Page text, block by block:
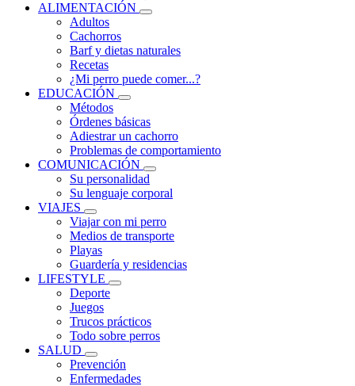
ALIMENTACIÓN
Adultos
Cachorros
Barf y dietas naturales
Recetas
¿Mi perro puede comer...?
EDUCACIÓN
Métodos
Órdenes básicas
Adiestrar un cachorro
Problemas de comportamiento
COMUNICACIÓN
Su personalidad
Su lenguaje corporal
VIAJES
Viajar con mi perro
Medios de transporte
Playas
Guardería y residencias
LIFESTYLE
Deporte
Juegos
Trucos prácticos
Todo sobre perros
SALUD
Prevención
Enfermedades